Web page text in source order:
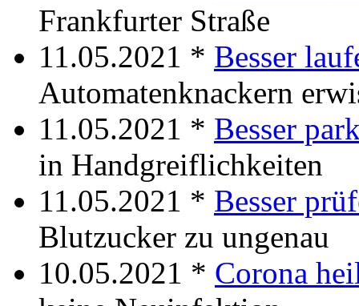
Frankfurter Straße
11.05.2021 * Besser
Automatenknackern
11.05.2021 * Besser
in Handgreiflichkeiten
11.05.2021 * Besser
Blutzucker zu ungenau
10.05.2021 * Corona